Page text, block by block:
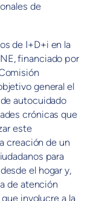
de
de I+D+i en la
financiado por
general el
autocuidado
crónicas que
este
creación de un
para
el hogar y,
de atención
involucre a la